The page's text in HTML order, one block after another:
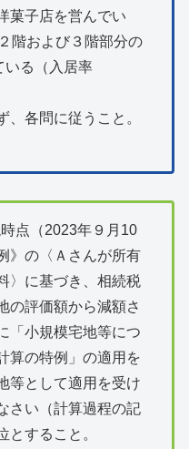
菓子店を営んでい
階および３階部分の
いる（入居率
各問に従うこと。
点（2023年９月10
》の〈Ａさんが所有
〉に基づき、相続税
の評価額から減額さ
「小規模宅地等につ
算の特例」の適用を
等として適用を受け
さい（計算過程の記
とすること。